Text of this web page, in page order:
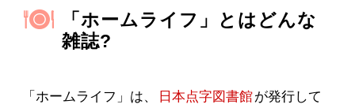
「ホームライフ」とはどんな
雑誌?
「ホームライフ」は、 日本点字図書館が発行して